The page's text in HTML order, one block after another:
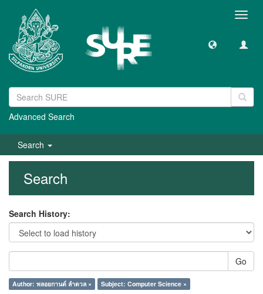
Advanced Search
Search
Search
Search History:
Go
Author: พลอยกานต์ ลำดวล × Subject: Computer Science ×